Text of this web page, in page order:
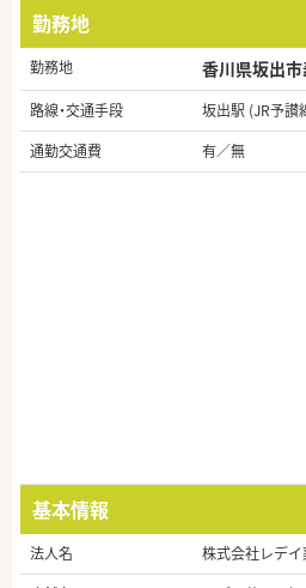
勤務地
勤務地 香川県坂出
路線・交通手段
坂出駅 (JR予讃
通勤交通費
有／無
基本情報
法人名
株式会社レデイ